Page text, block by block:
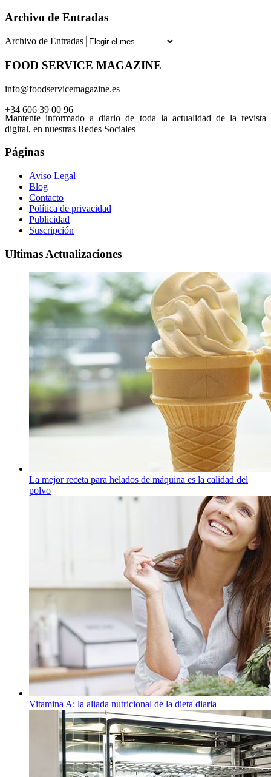
Archivo de Entradas
Archivo de Entradas
FOOD SERVICE MAGAZINE
info@foodservicemagazine.es
+34 606 39 00 96
Mantente informado a diario de toda la actualidad de la revista
digital, en nuestras Redes Sociales
Páginas
Aviso Legal
Blog
Contacto
Política de privacidad
Publicidad
Suscripción
Ultimas Actualizaciones
La mejor receta para helados de máquina es la calidad del
polvo
Vitamina A: la aliada nutricional de la dieta diaria